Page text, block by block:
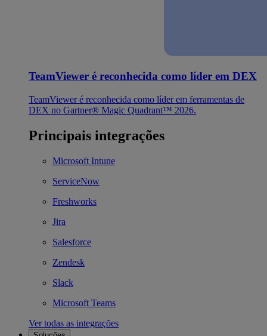
TeamViewer é reconhecida como líder em DEX
TeamViewer é reconhecida como líder em ferramentas de
DEX no Gartner® Magic Quadrant™ 2026.
Principais integrações
Microsoft Intune
ServiceNow
Freshworks
Jira
Salesforce
Zendesk
Slack
Microsoft Teams
Ver todas as integrações